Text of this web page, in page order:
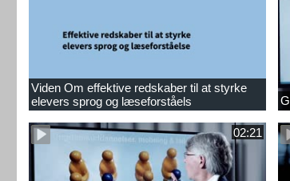
Viden Om effektive redskaber til at styrke
elevers sprog og læseforståels
02:21